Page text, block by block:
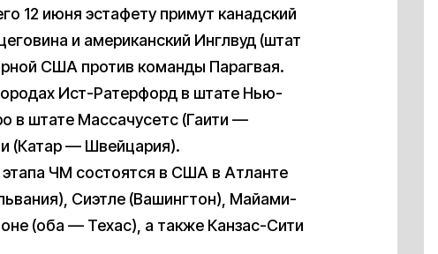
12 июня эстафету примут канадский
и американский Инглвуд (штат
США против команды Парагвая.
Ист-Ратерфорд в штате Нью-
в штате Массачусетс (Гаити —
(Катар — Швейцария).
ЧМ состоятся в США в Атланте
Сиэтле (Вашингтон), Майами-
(оба — Техас), а также Канзас-Сити